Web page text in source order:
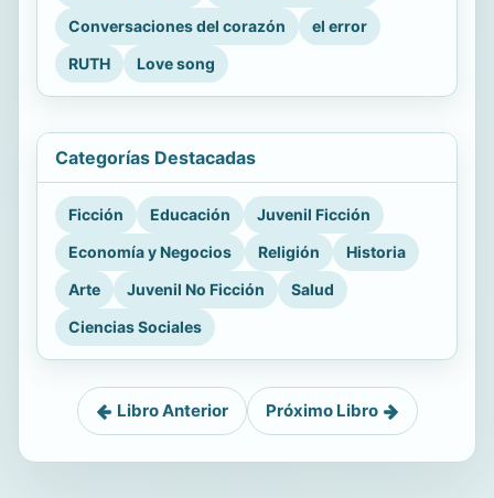
Conversaciones del corazón
el error
RUTH
Love song
Categorías Destacadas
Ficción Educación
Juvenil Ficción
Economía y Negocios
Religión
Historia
Arte
Juvenil No Ficción
Salud
Ciencias Sociales
Libro Anterior Próximo Libro